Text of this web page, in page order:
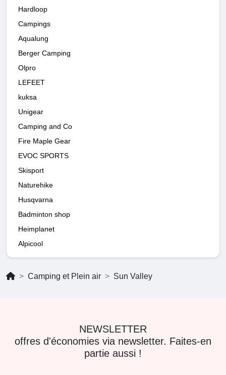
Hardloop
Campings
Aqualung
Berger Camping
Olpro
LEFEET
kuksa
Unigear
Camping and Co
Fire Maple Gear
EVOC SPORTS
Skisport
Naturehike
Husqvarna
Badminton shop
Heimplanet
Alpicool
Camping et Plein air Sun Valley
NEWSLETTER
offres d'économies via newsletter. Faites-en
partie aussi !